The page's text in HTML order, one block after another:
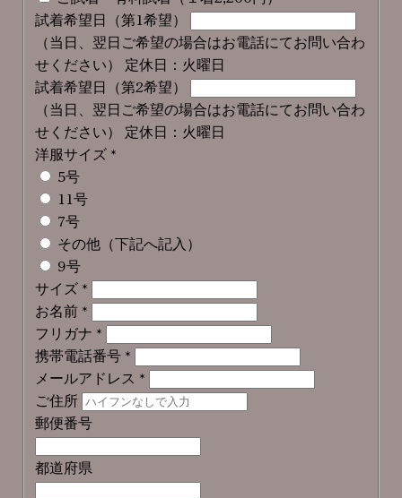
試着希望日（第1希望）
（当日、翌日ご希望の場合はお電話にてお問い合わ
せください） 定休日：火曜日
試着希望日（第2希望）
（当日、翌日ご希望の場合はお電話にてお問い合わ
せください） 定休日：火曜日
洋服サイズ *
5号
11号
7号
その他（下記へ記入）
9号
サイズ *
お名前 *
フリガナ *
携帯電話番号 *
メールアドレス *
ご住所
郵便番号
都道府県